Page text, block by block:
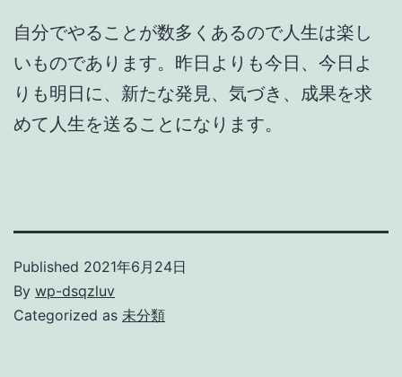
自分でやることが数多くあるので人生は楽し
いものであります。昨日よりも今日、今日よ
りも明日に、新たな発見、気づき、成果を求
めて人生を送ることになります。
Published 2021年6月24日
By wp-dsqzluv
Categorized as 未分類